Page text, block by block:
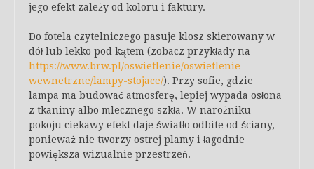
jego efekt zależy od koloru i faktury.
Do fotela czytelniczego pasuje klosz skierowany w
dół lub lekko pod kątem (zobacz przykłady na
https://www.brw.pl/oswietlenie/oswietlenie-
wewnetrzne/lampy-stojace/). Przy sofie, gdzie
lampa ma budować atmosferę, lepiej wypada osłona
z tkaniny albo mlecznego szkła. W narożniku
pokoju ciekawy efekt daje światło odbite od ściany,
ponieważ nie tworzy ostrej plamy i łagodnie
powiększa wizualnie przestrzeń.